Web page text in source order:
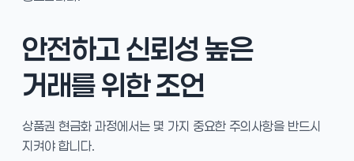
안전하고 신뢰성 높은
거래를 위한 조언
상품권 현금화 과정에서는 몇 가지 중요한 주의사항을 반드시
지켜야 합니다.